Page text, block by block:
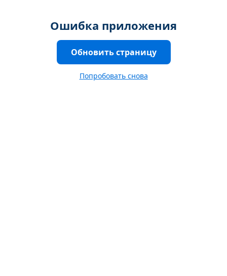
Ошибка приложения
Обновить страницу
Попробовать снова